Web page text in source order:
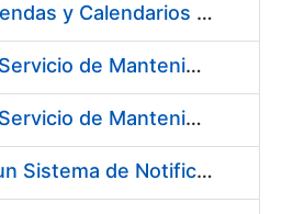
Suministro de Agendas y Calendarios para la FNMT-RCM
Contratación del Servicio de Mantenimiento de Licencias de Liferay
Contratación del Servicio de Mantenimiento de los equipos multifuncionales marca Ricoh
Contratación de un Sistema de Notificaciones y Comunicaciones Electrónicas, mediante Dirección Electrónica Habilitada